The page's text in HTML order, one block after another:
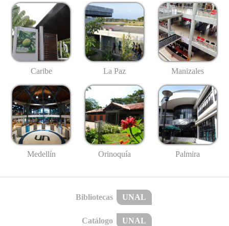
Caribe La Paz Manizales
Medellín Orinoquía Palmira
Bibliotecas UNAL
Catálogo UNAL